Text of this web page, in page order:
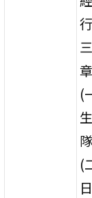
(
(